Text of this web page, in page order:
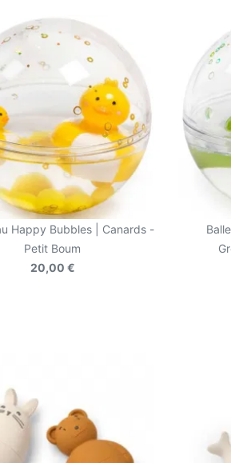
Happy Bubbles | Canards -
Petit Boum
20,00 €